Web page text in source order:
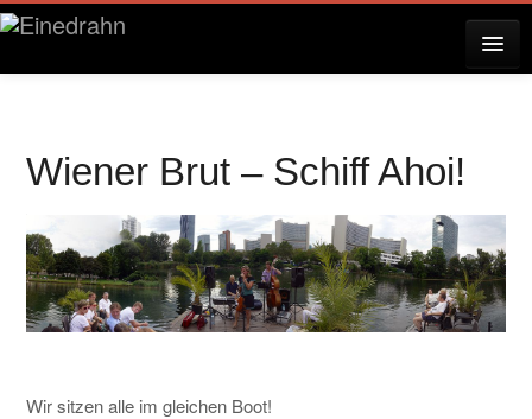
RESERVIERUNG
Wiener Brut – Schiff Ahoi!
Wir sitzen alle im gleichen Boot!